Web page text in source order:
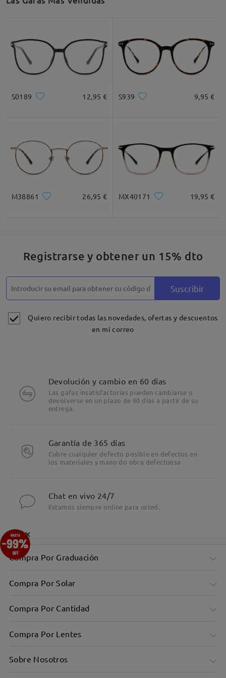
Leer todos los
comentarios
Deje su comentario
S0189 12,95 € S939 9,95 €
M38861 26,95 € MX40171 19,95 €
Registrarse y obtener un 15% dto
Suscribir
Quiero recibir todas las novedades, ofertas y descuentos
en mi correo
Devolución y cambio en 60 días
Las gafas insatisfactorias pueden cambiarse o
devolverse en un plazo de 60 días a partir de su
entrega.
Garantía de 365 días
Cubre cualquier defecto posible en defectos en
los materiales y mano do obra defectuosa
Chat en vivo 24/7
Estamos siempre online para usted.
Compra Por Graduación
Compra Por Solar
Compra Por Cantidad
Compra Por Lentes
Sobre Nosotros
×